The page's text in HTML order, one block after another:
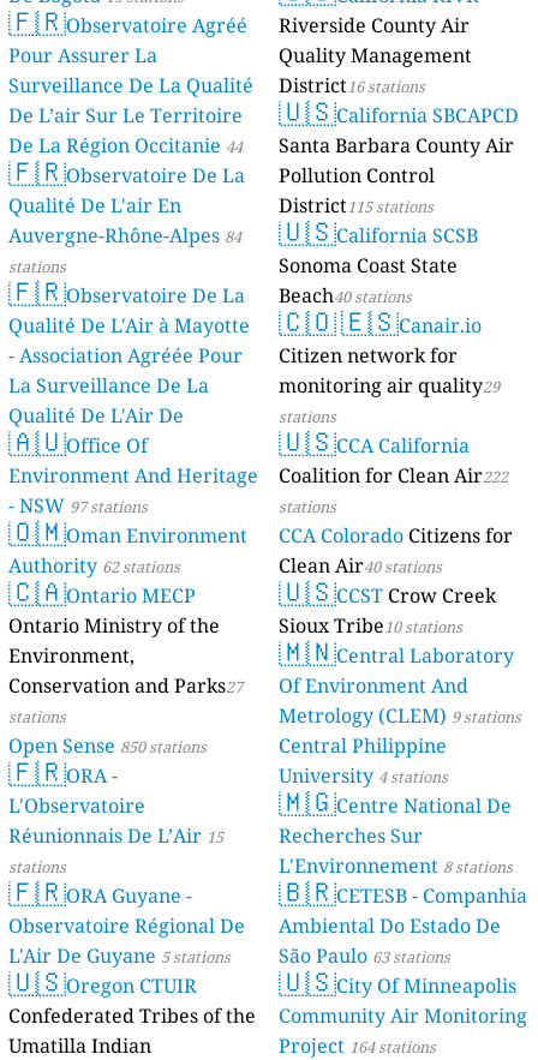
Riverside County Air
Quality Management
District16 stations
🇺🇸California SBCAPCD
Santa Barbara County Air
Pollution Control
District115 stations
🇺🇸California SCSB
Sonoma Coast State
Beach40 stations
🇨🇴🇪🇸Canair.io
Citizen network for
monitoring air quality29
stations
🇺🇸CCA California
Coalition for Clean Air222
stations
CCA Colorado Citizens for
Clean Air40 stations
🇺🇸CCST Crow Creek
Sioux Tribe10 stations
🇲🇳Central Laboratory
Of Environment And
Metrology (CLEM) 9 stations
Central Philippine
University4 stations
🇲🇬Centre National De
Recherches Sur
L'Environnement 8 stations
🇧🇷CETESB - Companhia
Ambiental Do Estado De
São Paulo 63 stations
🇺🇸City Of Minneapolis
Community Air Monitoring
Project 164 stations
🇫🇷Observatoire Agréé
Pour Assurer La
Surveillance De La Qualité
De L’air Sur Le Territoire
De La Région Occitanie 44
stations
🇫🇷Observatoire De La
Qualité De L'air En
Auvergne-Rhône-Alpes 84
stations
🇫🇷Observatoire De La
Qualité De L'Air à Mayotte
- Association Agréée Pour
La Surveillance De La
Qualité De L'Air De
Mayotte 4 stations
🇦🇺Office Of
Environment And Heritage
- NSW 97 stations
🇴🇲Oman Environment
Authority 62 stations
🇨🇦Ontario MECP
Ontario Ministry of the
Environment,
Conservation and Parks27
stations
Open Sense 850 stations
🇫🇷ORA -
L'Observatoire
Réunionnais De L’Air 15
stations
🇫🇷ORA Guyane -
Observatoire Régional De
L'Air De Guyane 5 stations
🇺🇸Oregon CTUIR
Confederated Tribes of the
Umatilla Indian